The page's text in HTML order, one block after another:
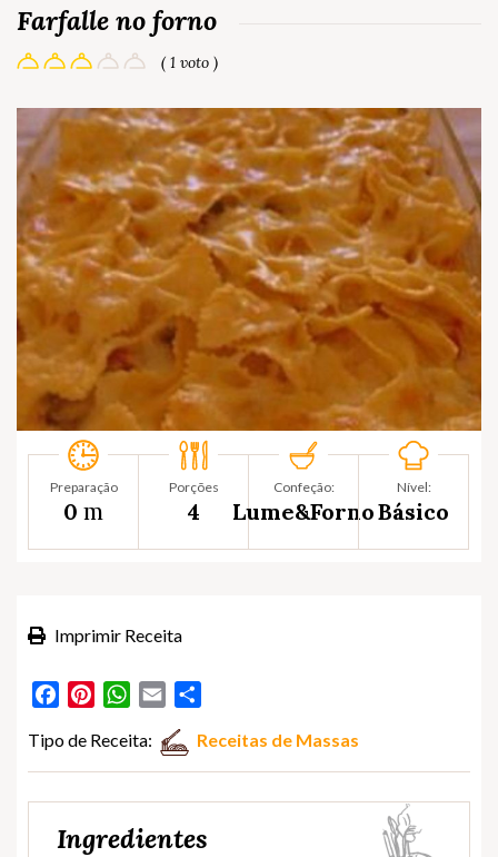
Farfalle no forno
( 1 voto )
Preparação
0 m
Porções
4
Confeção:
Lume&Forno
Nível:
Básico
Imprimir Receita
FacebookPinterestWhatsApp
Email
Tipo de Receita: Receitas de Massas
Ingredientes